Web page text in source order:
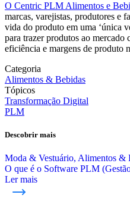
O Centric PLM Alimentos e
marcas, varejistas, produtores e
vida do produto em uma ‘única
para trazer produtos ao
eficiência e margens de produto
Categoria
Alimentos & Bebidas
Tópicos
Transformação Digital
PLM
Descobrir mais
Moda & Vestuário, Alimentos &
O que é o Software PLM
Ler mais